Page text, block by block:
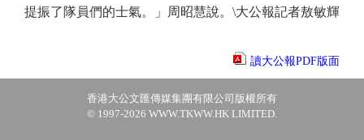
提振了隊員們的士氣。」周昭慧說。\大公報記者敖敏輝
讀大公報PDF版面
香港大公文匯傳媒集團有限公司版權所有
© 1997-2026 WWW.TKWW.HK LIMITED.